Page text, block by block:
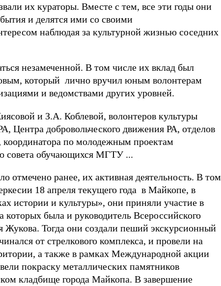
их кураторы. Вместе с тем, все эти годы они
и делятся ими со своими
наблюдая за культурной жизнью соседних
незамеченной. В том числе их вклад был
который лично вручил юным волонтерам
и ведомствами других уровней.
и З.А. Коблевой, волонтеров культуры
Центра добровольческого движения РА, отделов
по молодежным проектам
совета обучающихся МГТУ ...
отмечено ранее, их активная деятельность. В том
18 апреля текущего года в Майкопе, в
истории и культуры», они приняли участие в
была и руководитель Всероссийского
Тогда они создали пеший экскурсионный
от стрелкового комплекса, и провели на
а также в рамках Международной акции
покраску металлических памятников
кладбище города Майкопа. В завершение